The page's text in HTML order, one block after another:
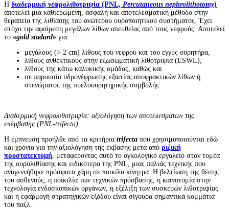
Η διαδερμική νεφρολιθοτριψία (PNL, Percutaneous nephrolithotomy)
αποτελεί μια καθιερωμένη, ασφαλή και αποτελεσματική μέθοδο στην
θεραπεία της λιθίασης του ανώτερου ουροποιητικού συστήματος. Έχει
στόχο την αφαίρεση μεγάλων λίθων απευθείας από τους νεφρούς. Αποτελεί
το «gold stadard» για:
μεγάλους (> 2 cm) λίθους του νεφρού και του εγγύς ουρητήρα,
λίθους ανθεκτικούς στην εξωσωματική λιθοτριψία (ESWL),
λίθους της κάτω καλυκικής ομάδας, καθώς και
σε παρουσία υδρονέφρωσης εξαιτίας αποφρακτικών λίθων ή
στενώματος της πυελοουρητηρικής συμβολής
Διαδερμική νεφρολιθοτριψία: αξιολόγηση των αποτελεσμάτων της
επέμβασης (PNL-trifecta)
Η έμπνευση προήλθε από τα κριτήρια trifecta που χρησιμοποιούνται εδώ
και χρόνια για την αξιολόγηση της έκβασης μετά από ριζική
προστατεκτομή, μεταφέροντας αυτό το ογκολογικό εργαλείο στον τομέα
της ουρολιθίασης και ειδικότερα της PNL, μιας παλιάς τεχνικής που
αναγεννήθηκε πρόσφατα χάρη σε ποικίλα κίνητρα. Η βελτίωση της θέσης
του ασθενούς, η ποικιλία των τεχνικών πρόσβασης, η καινοτομία στην
τεχνολογία ενδοσκοπικών οργάνων, η εξέλιξη των συσκευών λιθοτριψίας
και η εφαρμογή στρατηγικών εξόδου είναι σίγουρα σημαντικά κομμάτια
του παζλ.